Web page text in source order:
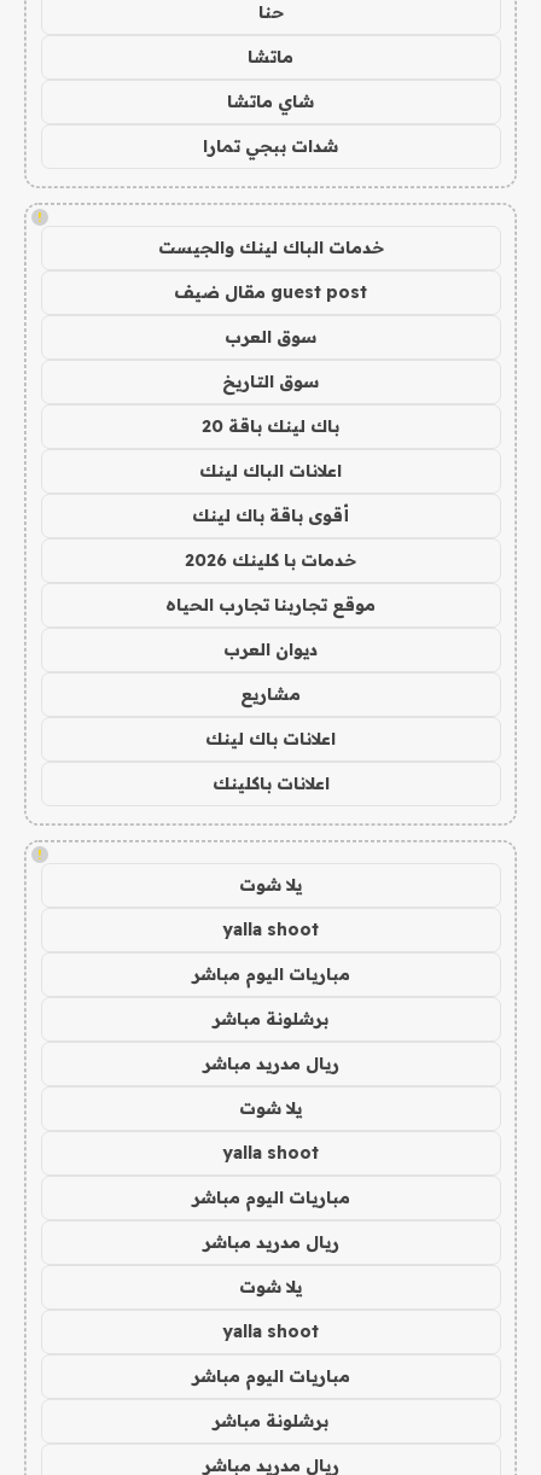
حنا
ماتشا
شاي ماتشا
شدات ببجي تمارا
!
خدمات الباك لينك والجيست
guest post مقال ضيف
سوق العرب
سوق التاريخ
باك لينك باقة 20
اعلانات الباك لينك
أقوى باقة باك لينك
خدمات با كلينك 2026
موقع تجاربنا تجارب الحياه
ديوان العرب
مشاريع
اعلانات باك لينك
اعلانات باكلينك
!
يلا شوت
yalla shoot
مباريات اليوم مباشر
برشلونة مباشر
ريال مدريد مباشر
يلا شوت
yalla shoot
مباريات اليوم مباشر
ريال مدريد مباشر
يلا شوت
yalla shoot
مباريات اليوم مباشر
برشلونة مباشر
ريال مدريد مباشر